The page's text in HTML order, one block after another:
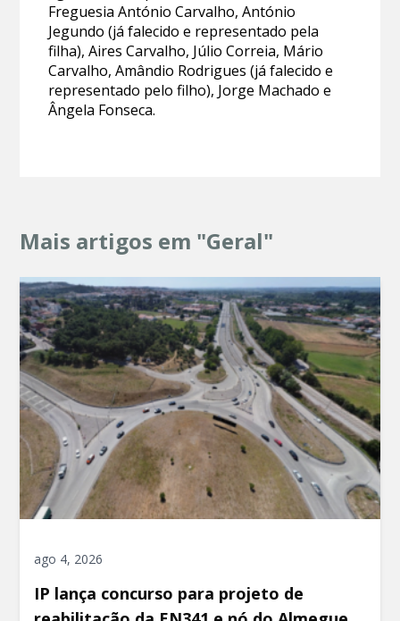
Freguesia António Carvalho, António
Jegundo (já falecido e representado pela
filha), Aires Carvalho, Júlio Correia, Mário
Carvalho, Amândio Rodrigues (já falecido e
representado pelo filho), Jorge Machado e
Ângela Fonseca.
Mais artigos em "Geral"
ago 4, 2026
IP lança concurso para projeto de